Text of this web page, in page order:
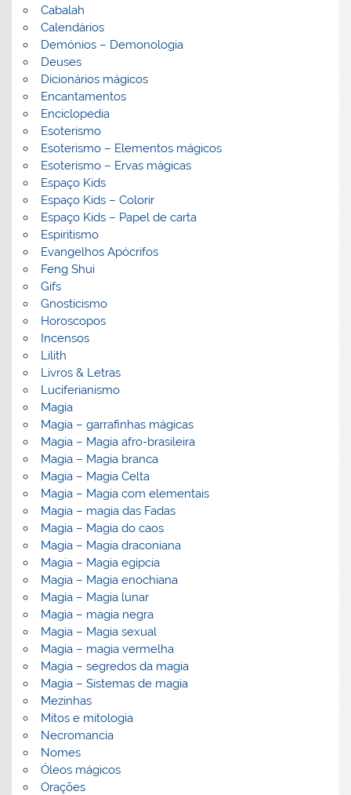
Cabalah
Calendários
Demónios – Demonologia
Deuses
Dicionários mágicos
Encantamentos
Enciclopedia
Esoterismo
Esoterismo – Elementos mágicos
Esoterismo – Ervas mágicas
Espaço Kids
Espaço Kids – Colorir
Espaço Kids – Papel de carta
Espiritismo
Evangelhos Apócrifos
Feng Shui
Gifs
Gnosticismo
Horoscopos
Incensos
Lilith
Livros & Letras
Luciferianismo
Magia
Magia – garrafinhas mágicas
Magia – Magia afro-brasileira
Magia – Magia branca
Magia – Magia Celta
Magia – Magia com elementais
Magia – magia das Fadas
Magia – Magia do caos
Magia – Magia draconiana
Magia – Magia egípcia
Magia – Magia enochiana
Magia – Magia lunar
Magia – magia negra
Magia – Magia sexual
Magia – magia vermelha
Magia – segredos da magia
Magia – Sistemas de magia
Mezinhas
Mitos e mitologia
Necromancia
Nomes
Óleos mágicos
Orações